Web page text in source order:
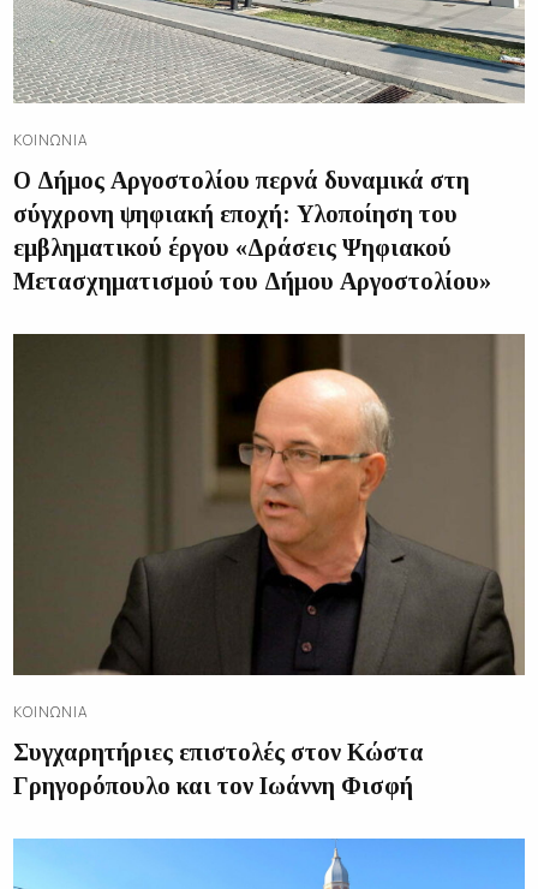
ΚΟΙΝΩΝΊΑ
Ο Δήμος Αργοστολίου περνά δυναμικά στη
σύγχρονη ψηφιακή εποχή: Υλοποίηση του
εμβληματικού έργου «Δράσεις Ψηφιακού
Μετασχηματισμού του Δήμου Αργοστολίου»
ΚΟΙΝΩΝΊΑ
Συγχαρητήριες επιστολές στον Κώστα
Γρηγορόπουλο και τον Ιωάννη Φισφή